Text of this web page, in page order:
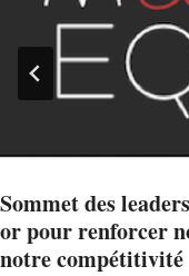
Sommet des
or pour renforcer
notre compétitivité